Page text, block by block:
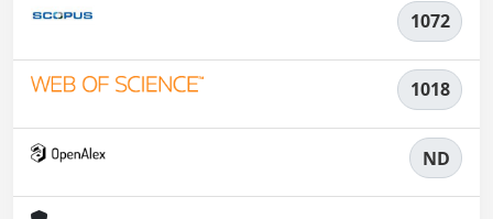
1072
1018
ND